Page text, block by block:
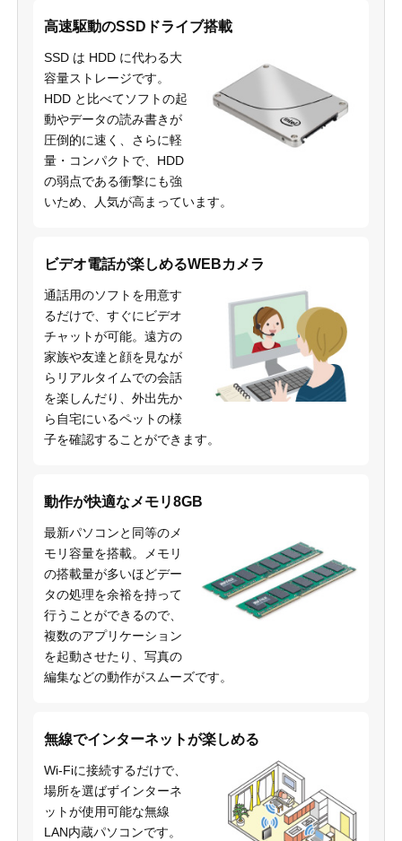
高速駆動のSSDドライブ搭載
SSD は HDD に代わる大
容量ストレージです。
HDD と比べてソフトの起
動やデータの読み書きが
圧倒的に速く、さらに軽
量・コンパクトで、HDD
の弱点である衝撃にも強
いため、人気が高まっています。
ビデオ電話が楽しめるWEBカメラ
通話用のソフトを用意す
るだけで、すぐにビデオ
チャットが可能。遠方の
家族や友達と顔を見なが
らリアルタイムでの会話
を楽しんだり、外出先か
ら自宅にいるペットの様
子を確認することができます。
動作が快適なメモリ8GB
最新パソコンと同等のメ
モリ容量を搭載。メモリ
の搭載量が多いほどデー
タの処理を余裕を持って
行うことができるので、
複数のアプリケーション
を起動させたり、写真の
編集などの動作がスムーズです。
無線でインターネットが楽しめる
Wi-Fiに接続するだけで、
場所を選ばずインターネ
ットが使用可能な無線
LAN内蔵パソコンです。